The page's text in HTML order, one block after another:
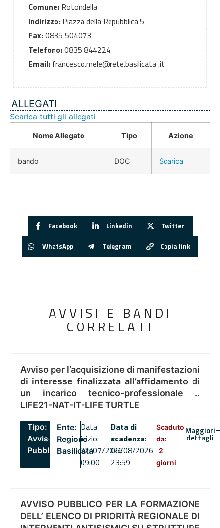
Comune:Rotondella
Indirizzo:Piazza della Repubblica 5
Fax:0835 504073
Telefono:0835 844224
Email:francesco.mele@rete.basilicata .it
ALLEGATI
Scarica tutti gli allegati
Nome Allegato Tipo Azione
bando DOC Scarica
Facebook Linkedin Twitter
WhatsApp Telegram Copia link
AVVISI E BANDI
CORRELATI
Avviso per l’acquisizione di manifestazioni
di interesse finalizzata all’affidamento di
un incarico tecnico-professionale ..
LIFE21-NAT-IT-LIFE TURTLE
Tipo:
Avviso
Pubblico
Ente:
Regione
Basilicata
Data
inizio:
22/07/2026
09:00
Data di
scadenza:
06/08/2026
23:59
Scaduto
da:
2
giorni
Maggiori
dettagli
AVVISO PUBBLICO PER LA FORMAZIONE
DELL’ ELENCO DI PRIORITÀ REGIONALE DI